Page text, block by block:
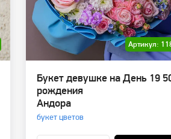
Артикул:
Букет девушке на День
рождения
Андора
букет цветов
19